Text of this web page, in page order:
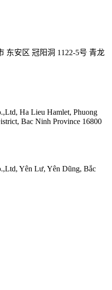
东安区 冠阳洞 1122-5号 青龙
Ha Lieu Hamlet, Phuong
Bac Ninh Province 16800
Yên Lư, Yên Dũng, Bắc